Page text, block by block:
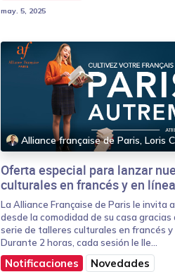
may. 5, 2025
Alliance française de Paris, Loris
Oferta especial para lanzar
culturales en francés y en línea
La Alliance Française de Paris le invita
desde la comodidad de su casa gracias
serie de talleres culturales en francés y
Durante 2 horas, cada sesión le lle...
Notificaciones Novedades